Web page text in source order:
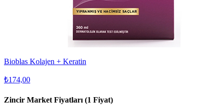
Bioblas Kolajen + Keratin
₺174,00
Zincir Market Fiyatları (1 Fiyat)